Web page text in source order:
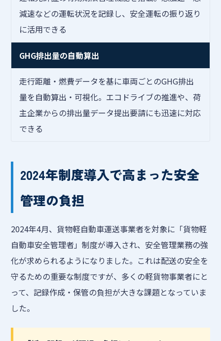
減速などの運転状況を記録し、安全運転の振り返り
に活用できる
GHG排出量の自動算出
走行距離・燃費データを基に車両ごとのGHG排出
量を自動算出・可視化。エコドライブの推進や、荷
主企業からの排出量データ提出要請にも迅速に対応
できる
2024年制度導入で高まった安全
管理の負担
2024年4月、貨物軽自動車運送事業者を対象に「貨物軽
自動車安全管理者」制度が導入され、安全管理業務の強
化が求められるようになりました。これは配送の安全を
守るための重要な制度ですが、多くの軽貨物事業者にと
って、記録作成・保管の負担が大きな課題となっていま
した。